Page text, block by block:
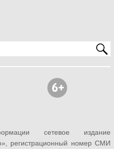
сетевое издание
регистрационный номер СМИ